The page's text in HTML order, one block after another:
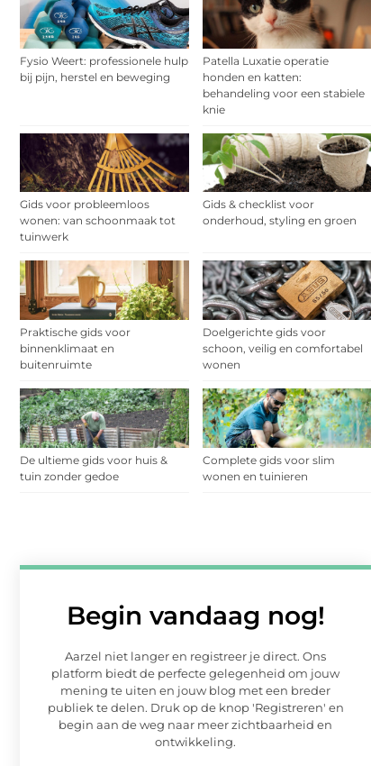
Fysio Weert: professionele hulp
bij pijn, herstel en beweging
Patella Luxatie operatie
honden en katten:
behandeling voor een stabiele
knie
Gids voor probleemloos
wonen: van schoonmaak tot
tuinwerk
Gids & checklist voor
onderhoud, styling en groen
Praktische gids voor
binnenklimaat en
buitenruimte
Doelgerichte gids voor
schoon, veilig en comfortabel
wonen
De ultieme gids voor huis &
tuin zonder gedoe
Complete gids voor slim
wonen en tuinieren
Begin vandaag nog!
Aarzel niet langer en registreer je direct. Ons
platform biedt de perfecte gelegenheid om jouw
mening te uiten en jouw blog met een breder
publiek te delen. Druk op de knop 'Registreren' en
begin aan de weg naar meer zichtbaarheid en
ontwikkeling.